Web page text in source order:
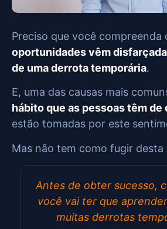
Preciso que você compreenda
oportunidades vêm
de uma derrota temporária.
E, uma das causas mais
hábito que as pessoas têm de
estão tomadas por este
Mas não tem como fugir desta
Antes de obter sucesso,
você vai ter que
muitas derrotas